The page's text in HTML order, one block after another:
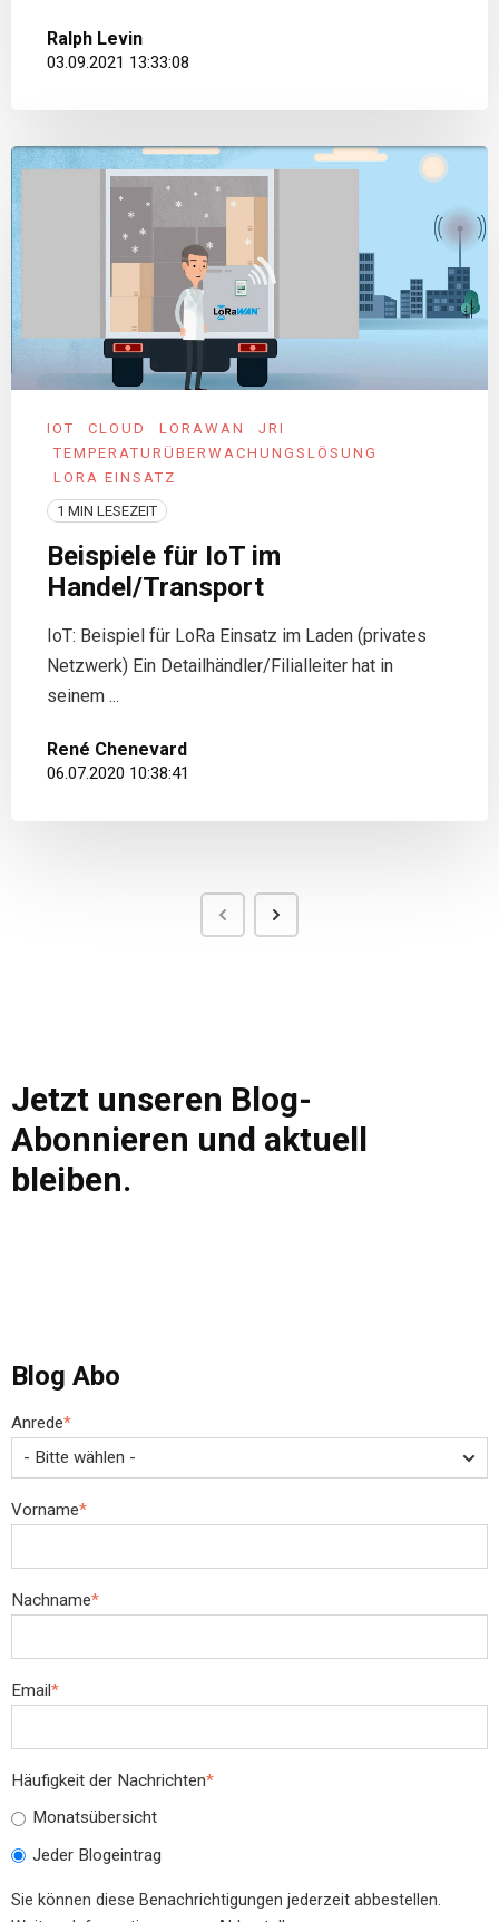
Ralph Levin
03.09.2021 13:33:08
IOT CLOUD LORAWAN
JRI
TEMPERATURÜBERWACHUNGSLÖSUNG
LORA EINSATZ
1 MIN LESEZEIT
Beispiele für IoT im
Handel/Transport
IoT: Beispiel für LoRa Einsatz im Laden (privates
Netzwerk) Ein Detailhändler/Filialleiter hat in
seinem ...
René Chenevard
06.07.2020 10:38:41
Jetzt unseren Blog-
Abonnieren und aktuell
bleiben.
Blog Abo
Anrede*
Vorname*
Nachname*
Email*
Häufigkeit der Nachrichten*
Monatsübersicht
Jeder Blogeintrag
Sie können diese Benachrichtigungen jederzeit abbestellen.